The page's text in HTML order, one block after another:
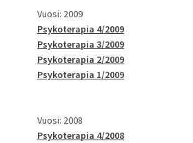
Vuosi: 2009
Psykoterapia 4/2009
Psykoterapia 3/2009
Psykoterapia 2/2009
Psykoterapia 1/2009
Vuosi: 2008
Psykoterapia 4/2008